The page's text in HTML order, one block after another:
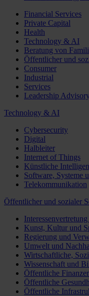
Financial Services
Private Capital
Health
Technology & AI
Beratung von
Öffentlicher und
Consumer
Industrial
Services
Leadership
Technology & AI
Cybersecurity
Digital
Halbleiter
Internet of Things
Künstliche
Software, Systeme
Telekommunikation
Öffentlicher und sozialer
Kunst, Kultur und
Regierung und
Umwelt und
Wirtschaftliche,
Wissenschaft und
Öffentliche
Öffentliche
Öffentliche